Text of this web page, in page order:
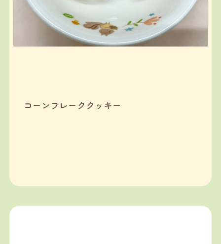
コーンフレーククッキー